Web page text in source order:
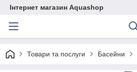
Інтернет магазин Aquashop
Товари та послуги Басейни